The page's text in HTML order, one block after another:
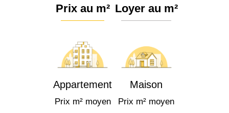
Prix au m²
Appartement
Prix m² moyen
Loyer au m²
Maison
Prix m² moyen